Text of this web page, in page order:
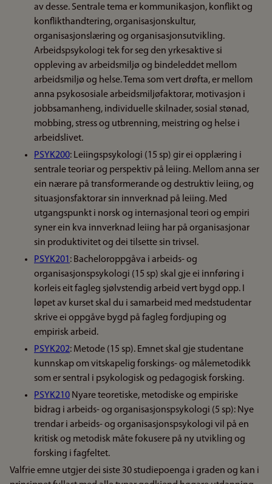
av desse. Sentrale tema er kommunikasjon, konflikt og
konflikthandtering, organisasjonskultur,
organisasjonslæring og organisasjonsutvikling.
Arbeidspsykologi tek for seg den yrkesaktive si
oppleving av arbeidsmiljø og bindeleddet mellom
arbeidsmiljø og helse. Tema som vert drøfta, er mellom
anna psykososiale arbeidsmiljøfaktorar, motivasjon i
jobbsamanheng, individuelle skilnader, sosial stønad,
mobbing, stress og utbrenning, meistring og helse i
arbeidslivet.
PSYK200: Leiingspsykologi (15 sp) gir ei opplæring i
sentrale teoriar og perspektiv på leiing. Mellom anna ser
ein nærare på transformerande og destruktiv leiing, og
situasjonsfaktorar sin innverknad på leiing. Med
utgangspunkt i norsk og internasjonal teori og empiri
syner ein kva innverknad leiing har på organisasjonar
sin produktivitet og dei tilsette sin trivsel.
PSYK201 : Bacheloroppgåva i arbeids- og
organisasjonspsykologi (15 sp) skal gje ei innføring i
korleis eit fagleg sjølvstendig arbeid vert bygd opp. I
løpet av kurset skal du i samarbeid med medstudentar
skrive ei oppgåve bygd på fagleg fordjuping og
empirisk arbeid.
PSYK202: Metode (15 sp). Emnet skal gje studentane
kunnskap om vitskapelig forskings- og målemetodikk
som er sentral i psykologisk og pedagogisk forsking.
PSYK210 Nyare teoretiske, metodiske og empiriske
bidrag i arbeids- og organisasjonspsykologi (5 sp): Nye
trendar i arbeids- og organisasjonspsykologi vil på en
kritisk og metodisk måte fokusere på ny utvikling og
forsking i fagfeltet.
Valfrie emne utgjer dei siste 30 studiepoenga i graden og kan i